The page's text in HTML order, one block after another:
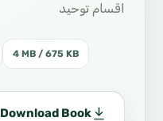
اقسام توحيد
4 MB / 675 KB
Download Book